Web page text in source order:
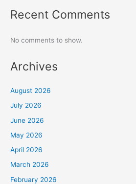
Recent Comments
No comments to show.
Archives
August 2026
July 2026
June 2026
May 2026
April 2026
March 2026
February 2026